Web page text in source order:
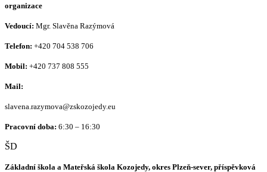
organizace
Vedoucí: Mgr. Slavěna Razýmová
Telefon: +420 704 538 706
Mobil: +420 737 808 555
Mail:
slavena.razymova@zskozojedy.eu
Pracovní doba: 6:30 – 16:30
ŠD
Základní škola a Mateřská škola Kozojedy, okres Plzeň-sever, příspěvková